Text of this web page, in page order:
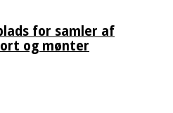
for samler af
og mønter